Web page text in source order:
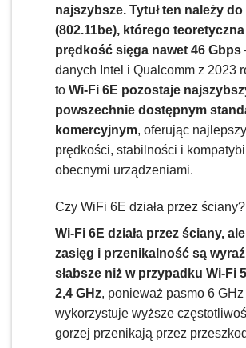
najszybsze. Tytuł ten należy do
(802.11be), którego teoretyczna
prędkość sięga nawet 46 Gbps
danych Intel i Qualcomm z 2023
toWi-Fi 6E pozostaje
powszechnie dostępnym
komercyjnym, oferując
prędkości, stabilności i
obecnymi urządzeniami.
Czy WiFi 6E działa przez ściany?
Wi-Fi 6E działa przez ściany,
zasięg i przenikalność są
słabsze niż w przypadku Wi-Fi
2,4 GHz, ponieważ pasmo 6 GHz
wykorzystuje wyższe
gorzej przenikają przez